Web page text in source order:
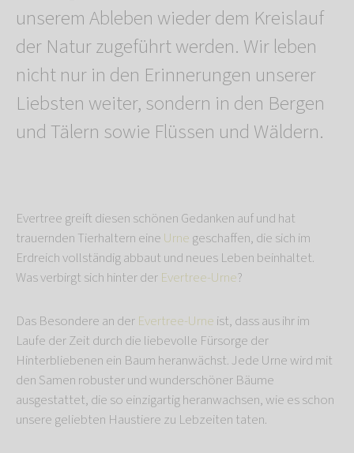
unserem Ableben wieder dem Kreislauf
der Natur zugeführt werden. Wir leben
nicht nur in den Erinnerungen unserer
Liebsten weiter, sondern in den Bergen
und Tälern sowie Flüssen und Wäldern.
Evertree greift diesen schönen Gedanken auf und hat
trauernden Tierhaltern eine Urne geschaffen, die sich im
Erdreich vollständig abbaut und neues Leben beinhaltet.
Was verbirgt sich hinter der Evertree-Urne?
Das Besondere an der Evertree-Urne ist, dass aus ihr im
Laufe der Zeit durch die liebevolle Fürsorge der
Hinterbliebenen ein Baum heranwächst. Jede Urne wird mit
den Samen robuster und wunderschöner Bäume
ausgestattet, die so einzigartig heranwachsen, wie es schon
unsere geliebten Haustiere zu Lebzeiten taten.